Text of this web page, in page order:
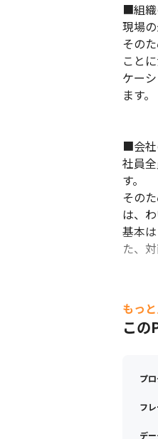
■組
現場
その
こと
ケー
ます。
■会社
社員
す。
その
は、
基本
た、
もっ
この
プ
フ
デ